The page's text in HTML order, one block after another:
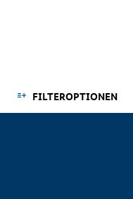
FILTEROPTIONEN